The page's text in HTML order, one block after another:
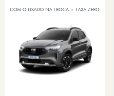
COM O USADO NA TROCA + TAXA ZERO